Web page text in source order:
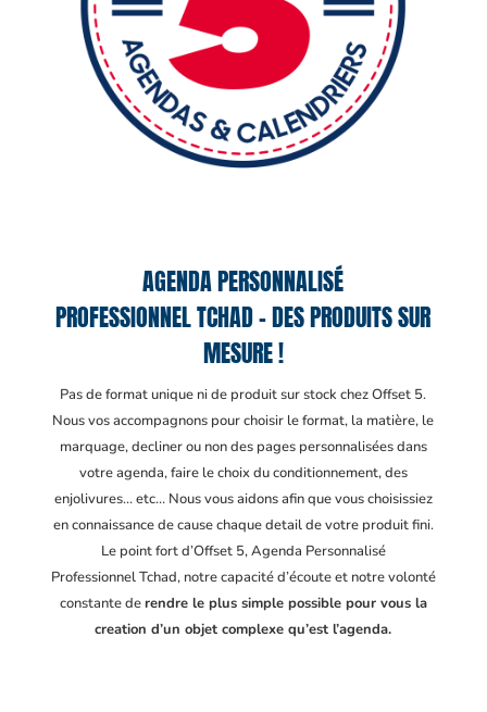
AGENDA PERSONNALISÉ
PROFESSIONNEL TCHAD – DES PRODUITS SUR
MESURE !
Pas de format unique ni de produit sur stock chez Offset 5.
Nous vos accompagnons pour choisir le format, la matière, le
marquage, decliner ou non des pages personnalisées dans
votre agenda, faire le choix du conditionnement, des
enjolivures… etc… Nous vous aidons afin que vous choisissiez
en connaissance de cause chaque detail de votre produit fini.
Le point fort d’Offset 5, Agenda Personnalisé
Professionnel Tchad, notre capacité d’écoute et notre volonté
constante derendre le plus simple possible pour vous la
creation d’un objet complexe qu’est l’agenda.